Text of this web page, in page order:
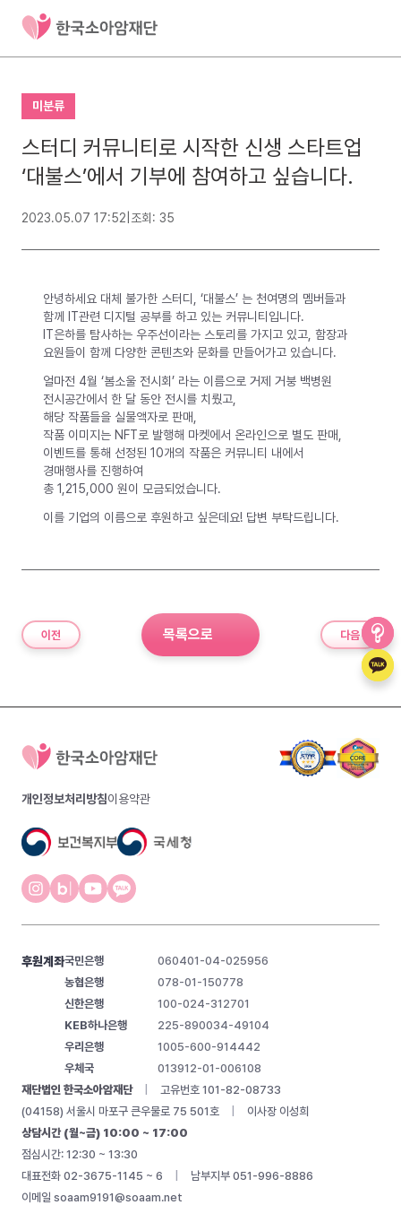
미분류
스터디 커뮤니티로 시작한 신생 스타트업
‘대불스’에서 기부에 참여하고 싶습니다.
2023.05.07 17:52 조회: 35
안녕하세요 대체 불가한 스터디, ‘대불스’ 는 천여명의 멤버들과
함께 IT관련 디지털 공부를 하고 있는 커뮤니티입니다.
IT은하를 탐사하는 우주선이라는 스토리를 가지고 있고, 함장과
요원들이 함께 다양한 콘텐츠와 문화를 만들어가고 있습니다.
얼마전 4월 ‘봄소울 전시회’ 라는 이름으로 거제 거붕 백병원
전시공간에서 한 달 동안 전시를 치뤘고,
해당 작품들을 실물액자로 판매,
작품 이미지는 NFT로 발행해 마켓에서 온라인으로 별도 판매,
이벤트를 통해 선정된 10개의 작품은 커뮤니티 내에서
경매행사를 진행하여
총 1,215,000 원이 모금되었습니다.
이를 기업의 이름으로 후원하고 싶은데요! 답변 부탁드립니다.
이전 목록으로 다음
개인정보처리방침이용약관
재단법인 한국소아암재단
고유번호 101-82-08733
(04158) 서울시 마포구 큰우물로 75 501호
이사장 이성희
상담시간 (월~금) 10:00 ~ 17:00
점심시간: 12:30 ~ 13:30
대표전화 02-3675-1145 ~ 6
남부지부 051-996-8886
이메일 soaam9191@soaam.net
후원계좌국민은행
060401-04-025956
농협은행
078-01-150778
신한은행
100-024-312701
KEB하나은행
225-890034-49104
우리은행
1005-600-914442
우체국
013912-01-006108